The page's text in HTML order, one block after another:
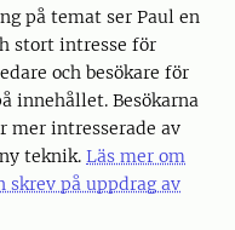
på temat ser Paul en
stort intresse för
och besökare för
innehållet. Besökarna
mer intresserade av
teknik. Läs mer om
skrev på uppdrag av